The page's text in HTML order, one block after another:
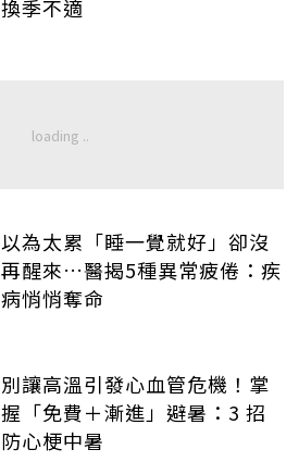
換季不適
以為太累「睡一覺就好」卻沒
再醒來…醫揭5種異常疲倦：疾
病悄悄奪命
別讓高溫引發心血管危機！掌
握「免費＋漸進」避暑：3 招
防心梗中暑